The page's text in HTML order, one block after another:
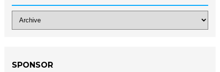
SPONSOR